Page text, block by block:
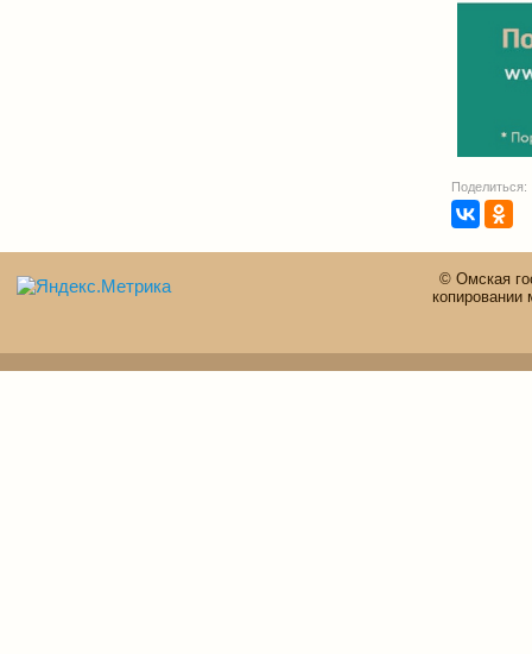
Поделиться:
© Омская
копировании